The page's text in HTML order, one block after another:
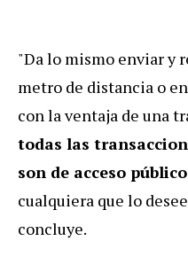
"Da lo mismo enviar y
metro de distancia o
con la ventaja de una
todas las
son de acceso público
cualquiera que lo
concluye.